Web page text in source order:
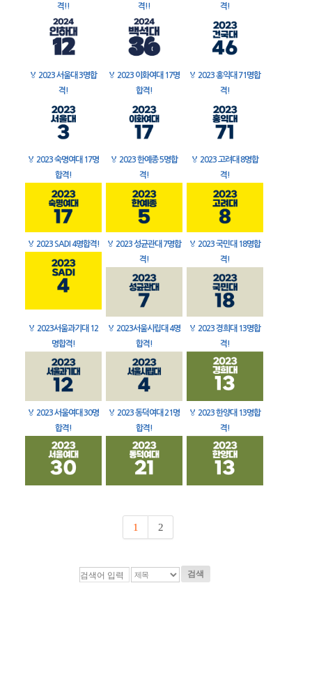
격!!
격!!
격!
🏅 2023 서울대 3명합
격!
🏅 2023 이화여대 17명
합격!
🏅 2023 홍익대 71명합
격!
🏅 2023 숙명여대 17명
합격!
🏅 2023 한예종 5명합
격!
🏅 2023 고려대 8명합
격!
🏅 2023 SADI 4명합격! 🏅 2023 성균관대 7명합
격!
🏅 2023 국민대 18명합
격!
🏅 2023서울과기대 12
명합격!
🏅 2023서울시립대 4명
합격!
🏅 2023 경희대 13명합
격!
🏅 2023 서울여대 30명
합격!
🏅 2023 동덕여대 21명
합격!
🏅 2023 한양대 13명합
격!
1 2
검색